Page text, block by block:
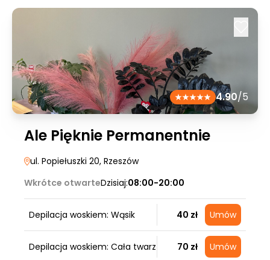
4.90/5
Ale Pięknie Permanentnie
ul. Popiełuszki 20, Rzeszów
Wkrótce otwarteDzisiaj:08:00-20:00
Depilacja woskiem: Wąsik 40 zł Umów
Depilacja woskiem: Cała twarz 70 zł Umów